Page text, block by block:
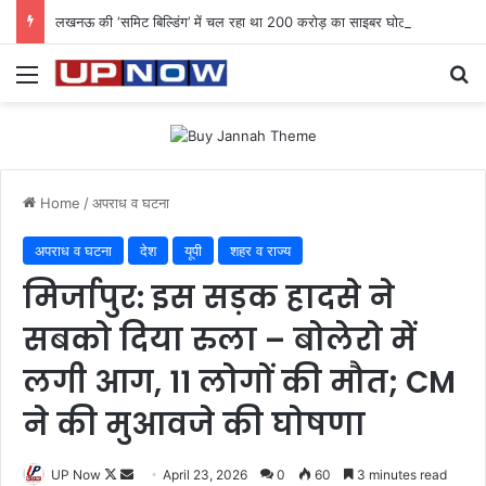
Menu
Home /अपराध व घटना
अपराध व घटना देश यूपी शहर व राज्य
मिर्जापुर: इस सड़क हादसे ने
सबको दिया रुला – बोलेरो में
लगी आग, 11 लोगों की मौत; CM
ने की मुआवजे की घोषणा
UP Now
Follow
SendApril 23, 2026 0 60 3 minutes read